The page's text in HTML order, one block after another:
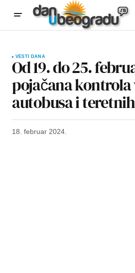
VESTI DANA
Od 19. do 25.
pojačana kontrola
autobusa i
18. februar 2024.